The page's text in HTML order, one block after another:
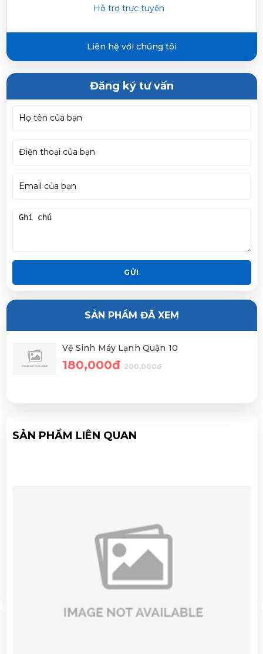
Trần Phước Hưng vừa đặt mua Vệ Sinh Máy Lạnh Quận
Huỳnh Thị Thanh Tĩnh vừa đặt muaVệ Sinh Máy Lạnh
Quận 10
Hỗ trợ trực tuyến
Liên hệ với chúng tôi
Đăng ký tư vấn
GỬI
SẢN PHẨM ĐÃ XEM
Vệ Sinh Máy Lạnh Quận 10
180,000đ 200,000đ
SẢN PHẨM LIÊN QUAN